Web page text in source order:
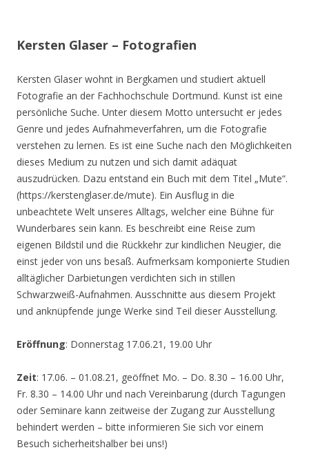
Kersten Glaser – Fotografien
Kersten Glaser wohnt in Bergkamen und studiert aktuell
Fotografie an der Fachhochschule Dortmund. Kunst ist eine
persönliche Suche. Unter diesem Motto untersucht er jedes
Genre und jedes Aufnahmeverfahren, um die Fotografie
verstehen zu lernen. Es ist eine Suche nach den Möglichkeiten
dieses Medium zu nutzen und sich damit adäquat
auszudrücken. Dazu entstand ein Buch mit dem Titel „Mute“.
(https://kerstenglaser.de/mute). Ein Ausflug in die
unbeachtete Welt unseres Alltags, welcher eine Bühne für
Wunderbares sein kann. Es beschreibt eine Reise zum
eigenen Bildstil und die Rückkehr zur kindlichen Neugier, die
einst jeder von uns besaß. Aufmerksam komponierte Studien
alltäglicher Darbietungen verdichten sich in stillen
Schwarzweiß-Aufnahmen. Ausschnitte aus diesem Projekt
und anknüpfende junge Werke sind Teil dieser Ausstellung.
Eröffnung: Donnerstag 17.06.21, 19.00 Uhr
Zeit: 17.06. – 01.08.21, geöffnet Mo. – Do. 8.30 – 16.00 Uhr,
Fr. 8.30 – 14.00 Uhr und nach Vereinbarung (durch Tagungen
oder Seminare kann zeitweise der Zugang zur Ausstellung
behindert werden – bitte informieren Sie sich vor einem
Besuch sicherheitshalber bei uns!)